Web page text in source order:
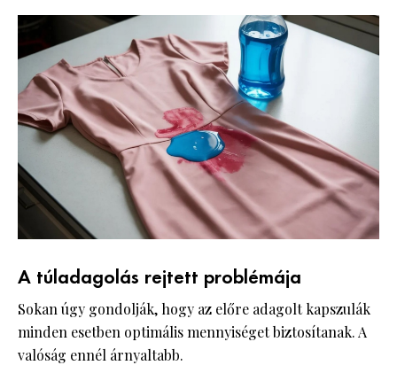
A túladagolás rejtett problémája
Sokan úgy gondolják, hogy az előre adagolt kapszulák
minden esetben optimális mennyiséget biztosítanak. A
valóság ennél árnyaltabb.